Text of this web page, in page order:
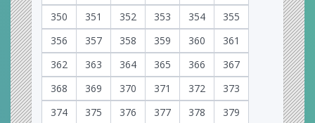
350
351 352 353 354
355
356
357 358 359 360
361
362
363 364 365 366
367
368
369 370 371 372
373
374
375 376 377 378 379